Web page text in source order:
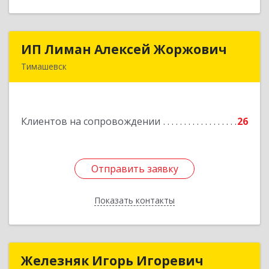
ИП Лиман Алексей Жоржович
Тимашевск
Клиентов на сопровождении 26
Отправить заявку
Показать контакты
ИП Лиман Алексей Жоржович
Подробнее
Отправить заявку
Назад
Железняк Игорь Игоревич
Железняк Игорь Игоревич